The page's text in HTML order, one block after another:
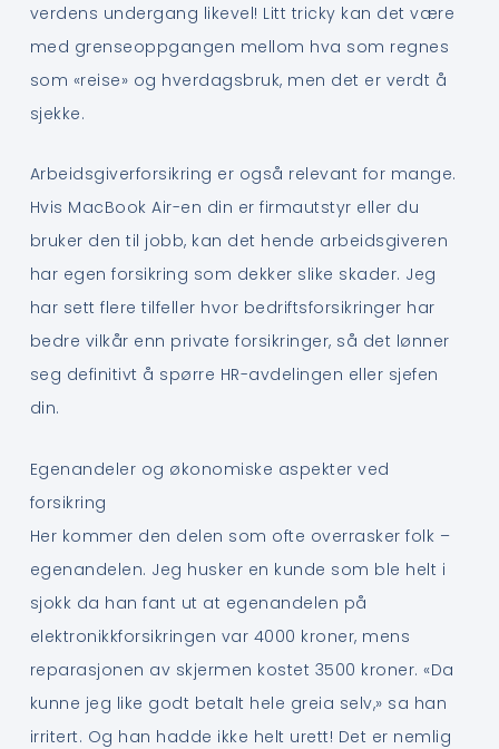
verdens undergang likevel! Litt tricky kan det være
med grenseoppgangen mellom hva som regnes
som «reise» og hverdagsbruk, men det er verdt å
sjekke.
Arbeidsgiverforsikring er også relevant for mange.
Hvis MacBook Air-en din er firmautstyr eller du
bruker den til jobb, kan det hende arbeidsgiveren
har egen forsikring som dekker slike skader. Jeg
har sett flere tilfeller hvor bedriftsforsikringer har
bedre vilkår enn private forsikringer, så det lønner
seg definitivt å spørre HR-avdelingen eller sjefen
din.
Egenandeler og økonomiske aspekter ved
forsikring
Her kommer den delen som ofte overrasker folk –
egenandelen. Jeg husker en kunde som ble helt i
sjokk da han fant ut at egenandelen på
elektronikkforsikringen var 4000 kroner, mens
reparasjonen av skjermen kostet 3500 kroner. «Da
kunne jeg like godt betalt hele greia selv,» sa han
irritert. Og han hadde ikke helt urett! Det er nemlig